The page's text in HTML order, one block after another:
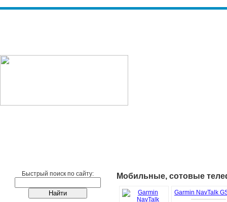
Быстрый поиск по сайту:
Мобильные, сотовые
Garmin NavTalk